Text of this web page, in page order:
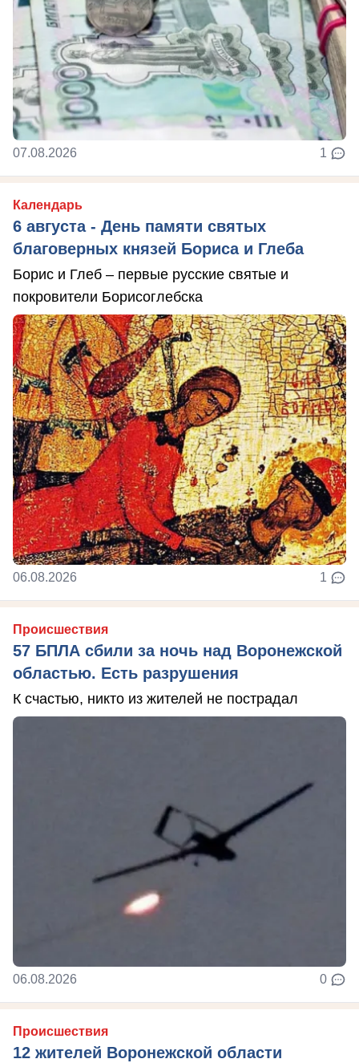
07.08.2026 1
Календарь
6 августа - День памяти святых
благоверных князей Бориса и Глеба
Борис и Глеб – первые русские святые и
покровители Борисоглебска
06.08.2026 1
Происшествия
57 БПЛА сбили за ночь над Воронежской
областью. Есть разрушения
К счастью, никто из жителей не пострадал
06.08.2026 0
Происшествия
12 жителей Воронежской области